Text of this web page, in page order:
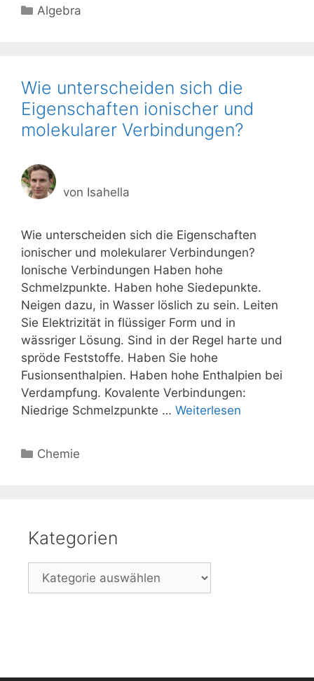
Kategorien
Algebra
Wie unterscheiden sich die
Eigenschaften ionischer und
molekularer Verbindungen?
von Isahella
Wie unterscheiden sich die Eigenschaften
ionischer und molekularer Verbindungen?
Ionische Verbindungen Haben hohe
Schmelzpunkte. Haben hohe Siedepunkte.
Neigen dazu, in Wasser löslich zu sein. Leiten
Sie Elektrizität in flüssiger Form und in
wässriger Lösung. Sind in der Regel harte und
spröde Feststoffe. Haben Sie hohe
Fusionsenthalpien. Haben hohe Enthalpien bei
Verdampfung. Kovalente Verbindungen:
Niedrige Schmelzpunkte … Weiterlesen
Kategorien
Chemie
Kategorien
Kategorien